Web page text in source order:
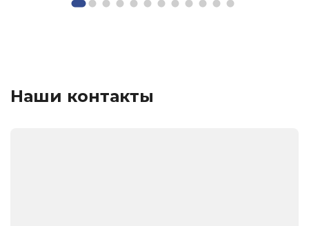
Наши контакты